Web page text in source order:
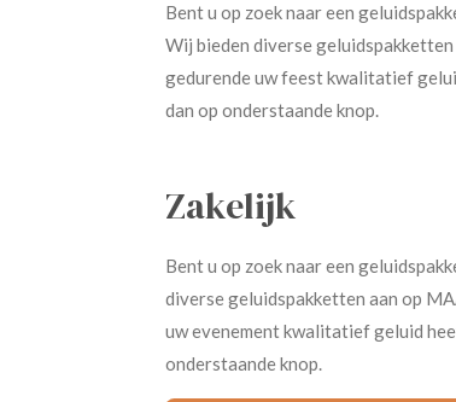
Bent u op zoek naar een
Wij bieden diverse
gedurende uw feest kwalitatief
dan op onderstaande knop.
Zakelijk
Bent u op zoek naar een
diverse geluidspakketten aan op
uw evenement kwalitatief geluid
onderstaande knop.